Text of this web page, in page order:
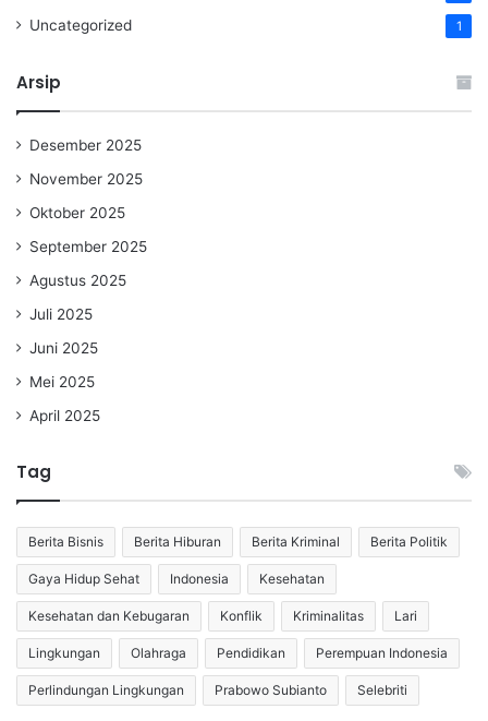
Uncategorized 1
Arsip
Desember 2025
November 2025
Oktober 2025
September 2025
Agustus 2025
Juli 2025
Juni 2025
Mei 2025
April 2025
Tag
Berita Bisnis Berita Hiburan Berita Kriminal Berita Politik
Gaya Hidup Sehat Indonesia Kesehatan
Kesehatan dan Kebugaran Konflik Kriminalitas Lari
Lingkungan Olahraga Pendidikan Perempuan Indonesia
Perlindungan Lingkungan Prabowo Subianto Selebriti